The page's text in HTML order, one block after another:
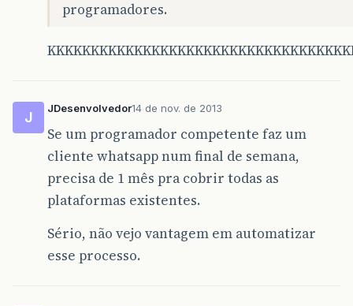
programadores.
J
JDesenvolvedor14 de nov. de 2013
Se um programador competente faz um
cliente whatsapp num final de semana,
precisa de 1 mês pra cobrir todas as
plataformas existentes.
Sério, não vejo vantagem em automatizar
esse processo.